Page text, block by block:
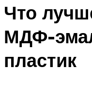
Что
МДФ-
пластик